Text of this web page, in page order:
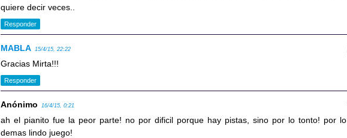
quiere decir veces..
Responder
MABLA 15/4/15, 22:22
Gracias Mirta!!!
Responder
Anónimo 16/4/15, 0:21
ah el pianito fue la peor parte! no por dificil porque hay pistas, sino por lo tonto! por lo
demas lindo juego!